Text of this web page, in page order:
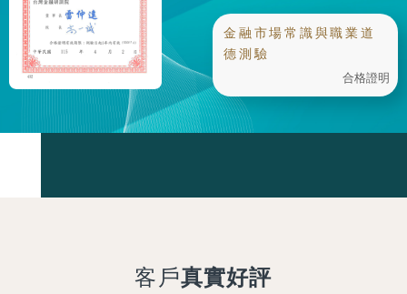
金融市場常識與職業道
德測驗
合格證明
客戶真實好評